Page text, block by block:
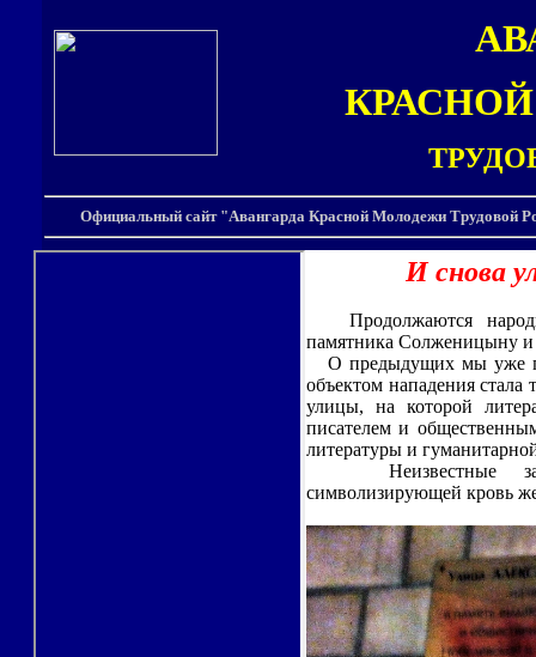
Официальный сайт "Авангарда Красной Молодежи Трудовой
И снова
Продолжаются
памятника Солженицыну
О предыдущих мы уже
объектом нападения
улицы, на которой
писателем и
литературы и
Неизвестные
символизирующей кровь